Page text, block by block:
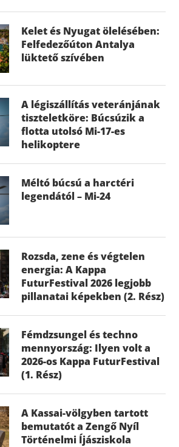
Kelet és Nyugat ölelésében:
Felfedezőúton Antalya
lüktető szívében
A légiszállítás veteránjának
tiszteletköre: Búcsúzik a
flotta utolsó Mi-17-es
helikoptere
Méltó búcsú a harctéri
legendától – Mi-24
Rozsda, zene és végtelen
energia: A Kappa
FuturFestival 2026 legjobb
pillanatai képekben (2. Rész)
Fémdzsungel és techno
mennyország: Ilyen volt a
2026-os Kappa FuturFestival
(1. Rész)
A Kassai-völgyben tartott
bemutatót a Zengő Nyíl
Történelmi Íjásziskola